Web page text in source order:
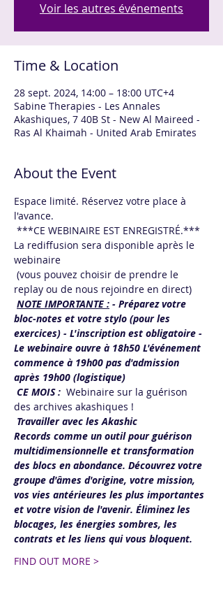
Voir les autres événements
Time & Location
28 sept. 2024, 14:00 – 18:00 UTC+4
Sabine Therapies - Les Annales
Akashiques, 7 40B St - New Al Maireed -
Ras Al Khaimah - United Arab Emirates
About the Event
Espace limité. Réservez votre place à
l'avance.
La rediffusion sera disponible après le
webinaire
replay ou de nous rejoindre en direct)
NOTE IMPORTANTE : - Préparez votre
bloc-notes et votre stylo (pour les
exercices) - L'inscription est obligatoire -
Le webinaire ouvre à 18h50 L'événement
commence à 19h00 pas d'admission
après 19h00 (logistique)
CE MOIS : Webinaire sur la guérison
des archives akashiques !
Travailler avec les Akashic
Records comme un outil pour guérison
multidimensionnelle et transformation
des blocs en abondance. Découvrez votre
groupe d'âmes d'origine, votre mission,
vos vies antérieures les plus importantes
et votre vision de l'avenir. Éliminez les
blocages, les énergies sombres, les
contrats et les liens qui vous bloquent.
FIND OUT MORE >